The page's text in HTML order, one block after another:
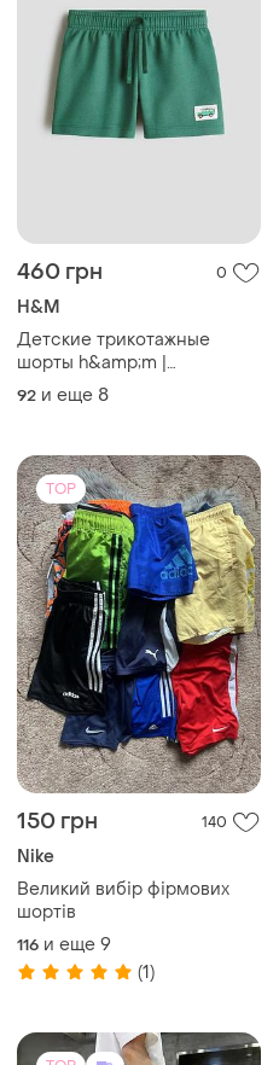
460 грн 0
H&M
Детские трикотажные
шорты h&amp;m |
спортивные летние шорты
для мальчика
92 и еще 8
TOP
150 грн 140
Nike
Великий вибір фірмових
шортів
116 и еще 9
(1)